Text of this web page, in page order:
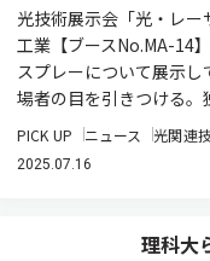
光技術展示会「光・レ
工業【ブースNo.MA-14
スプレーについて展示
場者の目を引きつける
PICK UP ニュース 光関連
2025.07.16
理科大